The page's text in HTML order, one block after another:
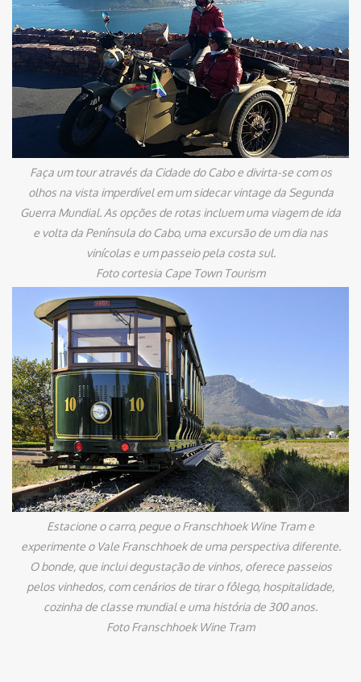
Faça um tour através da Cidade do Cabo e divirta-se com os
olhos na vista imperdível em um sidecar vintage da Segunda
Guerra Mundial. As opções de rotas incluem uma viagem de ida
e volta da Península do Cabo, uma excursão de um dia nas
vinícolas e um passeio pela costa sul.
Foto cortesia Cape Town Tourism
Estacione o carro, pegue o Franschhoek Wine Tram e
experimente o Vale Franschhoek de uma perspectiva diferente.
O bonde, que inclui degustação de vinhos, oferece passeios
pelos vinhedos, com cenários de tirar o fôlego, hospitalidade,
cozinha de classe mundial e uma história de 300 anos.
Foto Franschhoek Wine Tram